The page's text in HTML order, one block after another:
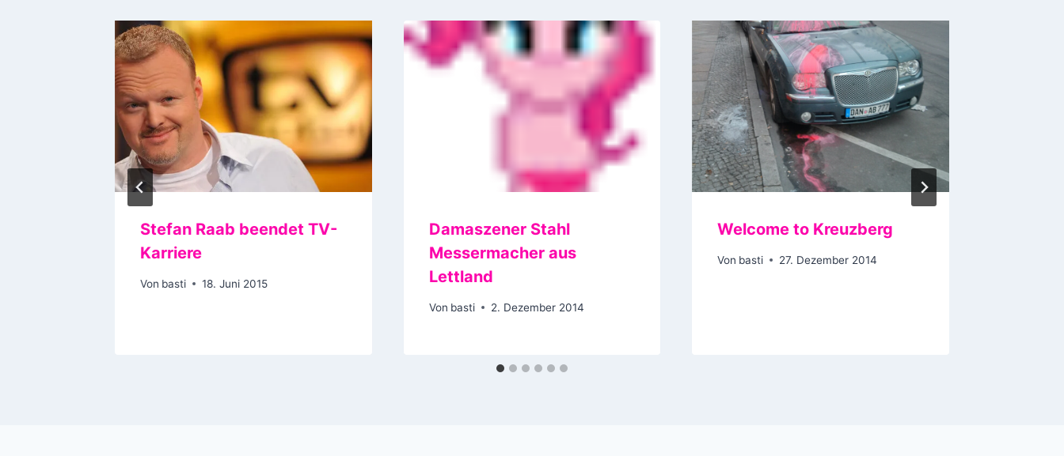
Stefan Raab beendet TV-
Karriere
Von basti 18. Juni 2015
Damaszener Stahl
Messermacher aus
Lettland
Von basti 2. Dezember 2014
Welcome to Kreuzberg
Von basti 27. Dezember 2014